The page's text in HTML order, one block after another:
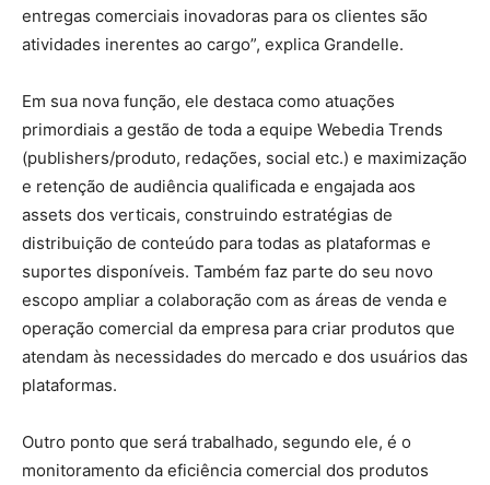
entregas comerciais inovadoras para os clientes são
atividades inerentes ao cargo”, explica Grandelle.
Em sua nova função, ele destaca como atuações
primordiais a gestão de toda a equipe Webedia Trends
(publishers/produto, redações, social etc.) e maximização
e retenção de audiência qualificada e engajada aos
assets dos verticais, construindo estratégias de
distribuição de conteúdo para todas as plataformas e
suportes disponíveis. Também faz parte do seu novo
escopo ampliar a colaboração com as áreas de venda e
operação comercial da empresa para criar produtos que
atendam às necessidades do mercado e dos usuários das
plataformas.
Outro ponto que será trabalhado, segundo ele, é o
monitoramento da eficiência comercial dos produtos